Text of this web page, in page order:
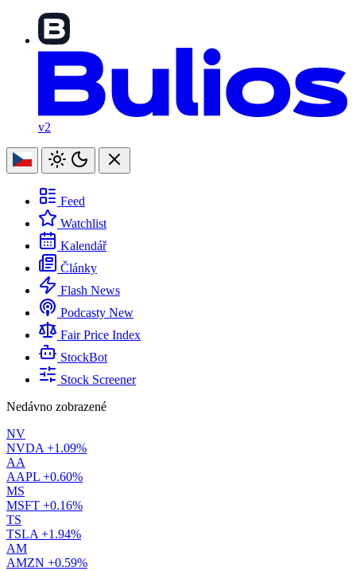
v2
Feed
Watchlist
Kalendář
Články
Flash News
Podcasty New
Fair Price Index
StockBot
Stock Screener
Nedávno zobrazené
NV
NVDA +1.09%
AA
AAPL +0.60%
MS
MSFT +0.16%
TS
TSLA +1.94%
AM
AMZN +0.59%